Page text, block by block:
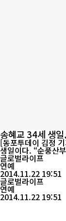
송혜교 34세 생
[동포투데이 김정
생일이다. “순풍산
“그 겨울 바람이 분다
크린 여신의 자리를
전했다. 1996년, 송혜교는 모텔 선발대회에서 우승을 따내고 연예
계에 진출, 2000년
았다. 이 드라마는 ...
글로벌라이프
연예
2014.11.22 19:51
글로벌라이프
연예
2014.11.22 19:51